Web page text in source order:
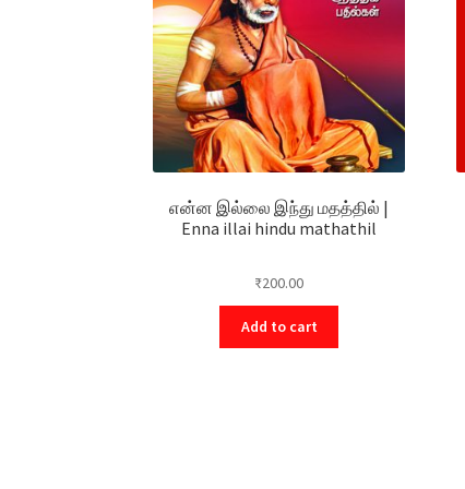
என்ன இல்லை இந்து மதத்தில் |
Enna illai hindu mathathil
₹200.00
Add to cart